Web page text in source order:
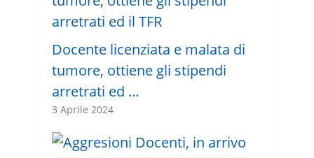
Docente licenziata e malata di
tumore, ottiene gli stipendi
arretrati ed …
3 Aprile 2024